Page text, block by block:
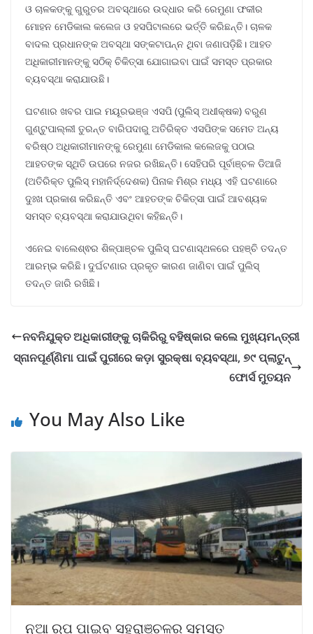
ଓ ଚାଳକଙ୍କୁ ଗୁରୁତର ଅବସ୍ଥାରେ ଉଦ୍ଧାର କରି ରେମୁଣା ଫକୀର
ମୋହନ ମେଡିକାଲ କଲେଜ ଓ ହସପିଟାଲରେ ଭର୍ତ୍ତି କରିଛନ୍ତି। ଚାଳକ
ବାଦଲ ପ୍ରଧାନଙ୍କ ଅବସ୍ଥା ସଙ୍କଟାପନ୍ନ ଥିବା ଜଣାପଡ଼ିଛି। ଆହତ
ଅଧିକାରୀମାନଙ୍କୁ ସଠିକ୍ ଚିକିତ୍ସା ଯୋଗାଇବା ପାଇଁ ସମସ୍ତ ପ୍ରକାର
ବ୍ୟବସ୍ଥା କରାଯାଉଛି।
ଘଟଣାର ଖବର ପାଇ ମୟୂରଭଞ୍ଜ ଏସପି (ପୁଲିସ୍ ଅଧୀକ୍ଷକ) ବରୁଣ
ଗୁଣ୍ଟୁପାଲ୍ଲୀ ତୁରନ୍ତ ବାରିପଦାରୁ ଅତିରିକ୍ତ ଏସପିଙ୍କ ସମେତ ଅନ୍ୟ
ବରିଷ୍ଠ ଅଧିକାରୀମାନଙ୍କୁ ରେମୁଣା ମେଡିକାଲ କଲେଜକୁ ପଠାଇ
ଆହତଙ୍କ ସ୍ଥିତି ଉପରେ ନଜର ରଖିଛନ୍ତି। ସେହିପରି ପୂର୍ବାଞ୍ଚଳ ଡିଆଜି
(ଅତିରିକ୍ତ ପୁଲିସ୍ ମହାନିର୍ଦ୍ଦେଶକ) ପିନାକ ମିଶ୍ର ମଧ୍ୟ ଏହି ଘଟଣାରେ
ଦୁଃଖ ପ୍ରକାଶ କରିଛନ୍ତି ଏବଂ ଆହତଙ୍କ ଚିକିତ୍ସା ପାଇଁ ଆବଶ୍ୟକ
ସମସ୍ତ ବ୍ୟବସ୍ଥା କରାଯାଉଥିବା କହିଛନ୍ତି।
ଏନେଇ ବାଲେଶ୍ଵର ଶିଳ୍ପାଞ୍ଚଳ ପୁଲିସ୍ ଘଟଣାସ୍ଥଳରେ ପହଞ୍ଚି ତଦନ୍ତ
ଆରମ୍ଭ କରିଛି। ଦୁର୍ଘଟଣାର ପ୍ରକୃତ କାରଣ ଜାଣିବା ପାଇଁ ପୁଲିସ୍
ତଦନ୍ତ ଜାରି ରଖିଛି।
ନବନିଯୁକ୍ତ ଅଧିକାରୀଙ୍କୁ ଚାକିରିରୁ ବହିଷ୍କାର କଲେ ମୁଖ୍ୟମନ୍ତ୍ରୀ
ସ୍ନାନପୂର୍ଣ୍ଣିମା ପାଇଁ ପୁରୀରେ କଡ଼ା ସୁରକ୍ଷା ବ୍ୟବସ୍ଥା, ୭୯ ପ୍ଲାଟୁନ୍
ଫୋର୍ସ ମୁତୟନ
You May Also Like
ନୂଆ ରୂପ ପାଇବ ସହରାଞ୍ଚଳର ସମସ୍ତ